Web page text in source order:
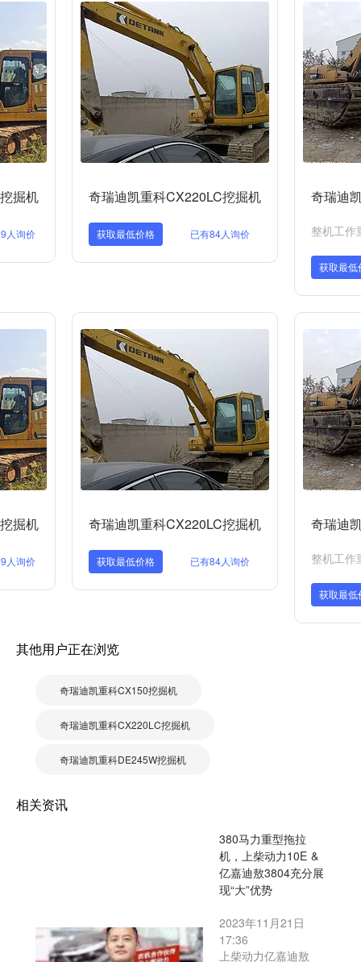
4. 人性化设计：DE380的驾驶室空间宽敞舒适，布局合理。采用
了悬挂座椅、空调和噪音隔离等舒适配置，为机手提供了良好的工
作环境。同时，DE380的控制台布局合理，按钮和杆子位置合理，
操作简单方便。
总的来说，奇瑞迪凯重科DE380是一款具有良好性能和可靠性的中
型挖掘机，适用于多种工程施工和土方作业。
掘机
人询价
奇瑞迪凯重科CX220LC挖掘机
获取最低价格 已有84人询价
奇瑞迪
整机工作
获取最低
掘机
人询价
奇瑞迪凯重科CX220LC挖掘机
获取最低价格 已有84人询价
奇瑞迪
整机工作
获取最低
其他用户正在浏览
奇瑞迪凯重科CX150挖掘机
奇瑞迪凯重科CX220LC挖掘机
奇瑞迪凯重科DE245W挖掘机
相关资讯
380马力重型拖拉
机，上柴动力10E &
亿嘉迪敖3804充分展
现“大”优势
2023年11月21日
17:36
上柴动力亿嘉迪敖